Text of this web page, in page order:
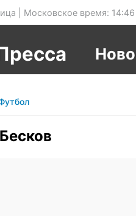
| Московское время: 14:46